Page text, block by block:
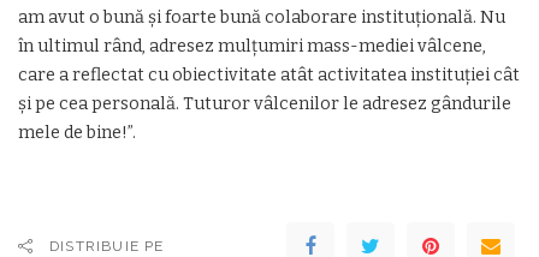
am avut o bună şi foarte bună colaborare instituţională. Nu
în ultimul rând, adresez mulţumiri mass-mediei vâlcene,
care a reflectat cu obiectivitate atât activitatea instituţiei cât
şi pe cea personală. Tuturor vâlcenilor le adresez gândurile
mele de bine!”.
DISTRIBUIE PE